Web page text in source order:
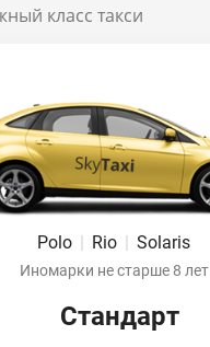
класс такси
Polo | Rio | Solaris
Иномарки не старше 8 лет
Стандарт